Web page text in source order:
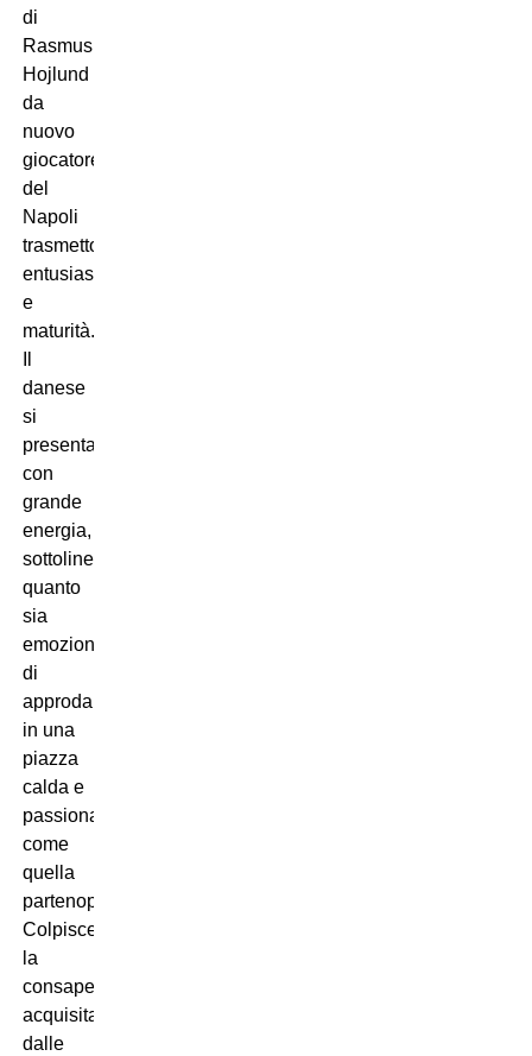
di
Rasmus
Hojlund
da
nuovo
giocatore
del
Napoli
trasmettono
entusiasmo
e
maturità.
danese
si
presenta
con
grande
energia,
sottolineando
quanto
sia
emozionato
di
approdare
in una
piazza
calda e
passionale
come
quella
partenopea.
Colpisce
la
consapevolezza
acquisita
dalle